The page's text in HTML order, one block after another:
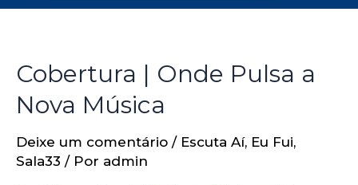
Cobertura | Onde Pulsa a
Nova Música
Deixe um comentário / Escuta Aí, Eu Fui,
Sala33 / Por admin